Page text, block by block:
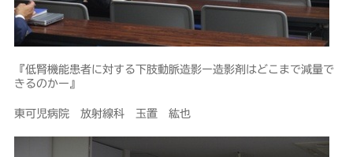
『低腎機能患者に対する下肢動脈造影ー造影剤はどこまで減量で
きるのかー』
東可児病院 放射線科 玉置 紘也